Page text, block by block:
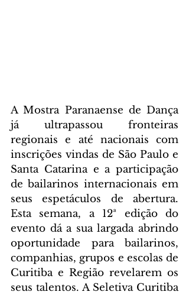
A Mostra Paranaense de Dança
já ultrapassou fronteiras
regionais e até nacionais com
inscrições vindas de São Paulo e
Santa Catarina e a participação
de bailarinos internacionais em
seus espetáculos de abertura.
Esta semana, a 12ª edição do
evento dá a sua largada abrindo
oportunidade para bailarinos,
companhias, grupos e escolas de
Curitiba e Região revelarem os
seus talentos. A Seletiva Curitiba